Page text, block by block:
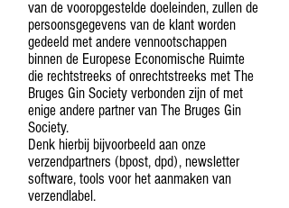
van de vooropgestelde doeleinden, zullen de
persoonsgegevens van de klant worden
gedeeld met andere vennootschappen
binnen de Europese Economische Ruimte
die rechtstreeks of onrechtstreeks met The
Bruges Gin Society verbonden zijn of met
enige andere partner van The Bruges Gin
Society.
Denk hierbij bijvoorbeeld aan onze
verzendpartners (bpost, dpd), newsletter
software, tools voor het aanmaken van
verzendlabel.